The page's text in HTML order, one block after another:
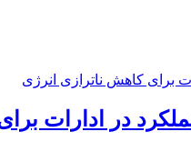
در ادارات